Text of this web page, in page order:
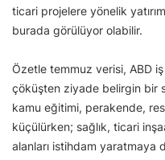
ticari projelere yönelik
burada görülüyor olabilir.
Özetle temmuz verisi, ABD
çöküşten ziyade belirgin bir
kamu eğitimi, perakende,
küçülürken; sağlık, ticari
alanları istihdam yaratmaya